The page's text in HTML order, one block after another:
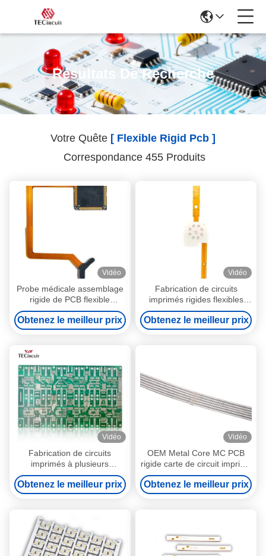
Résultats De Recherche
Votre Quête [ Flexible Rigid Pcb ]
Correspondance 455 Produits
Vidéo
Probe médicale assemblage
rigide de PCB flexible
multicouches de PCB rigide
flexible
Obtenez le meilleur prix
Vidéo
Fabrication de circuits
imprimés rigides flexibles
pour l'intérieur des voitures
Obtenez le meilleur prix
Vidéo
Fabrication de circuits
imprimés à plusieurs
couches
Obtenez le meilleur prix
Vidéo
OEM Metal Core MC PCB
rigide carte de circuit imprimé
2 couleur pour la bande
lumineuse LED
Obtenez le meilleur prix